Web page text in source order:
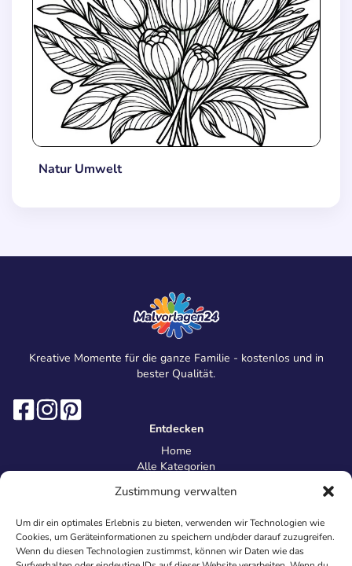
Zustimmung verwalten
Um dir ein optimales Erlebnis zu bieten, verwenden wir Technologien wie
Cookies, um Geräteinformationen zu speichern und/oder darauf zuzugreifen.
Wenn du diesen Technologien zustimmst, können wir Daten wie das
Natur Umwelt
Kreative Momente für die ganze Familie - kostenlos und in
bester Qualität.
Entdecken
Home
Alle Kategorien
Information
Über uns
Kontakt
Inhaltsrichtlinien